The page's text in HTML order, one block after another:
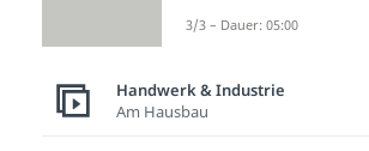
3/3 – Dauer: 05:00
Handwerk & Industrie
Am Hausbau